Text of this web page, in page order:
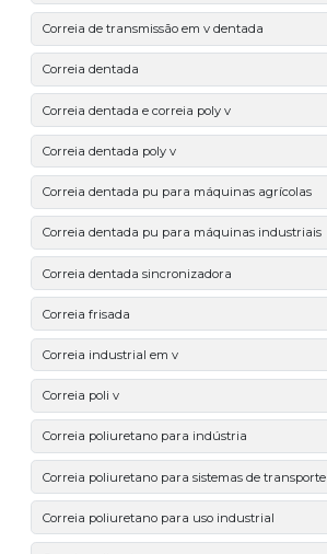
Correia de transmissão em v dentada
Correia dentada
Correia dentada e correia poly v
Correia dentada poly v
Correia dentada pu para máquinas agrícolas
Correia dentada pu para máquinas industriais
Correia dentada sincronizadora
Correia frisada
Correia industrial em v
Correia poli v
Correia poliuretano para indústria
Correia poliuretano para sistemas de transporte
Correia poliuretano para uso industrial